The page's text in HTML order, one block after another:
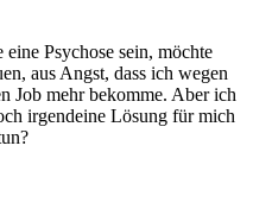
Psychose sein, möchte
aus Angst, dass ich wegen
Job mehr bekomme. Aber ich
irgendeine Lösung für mich